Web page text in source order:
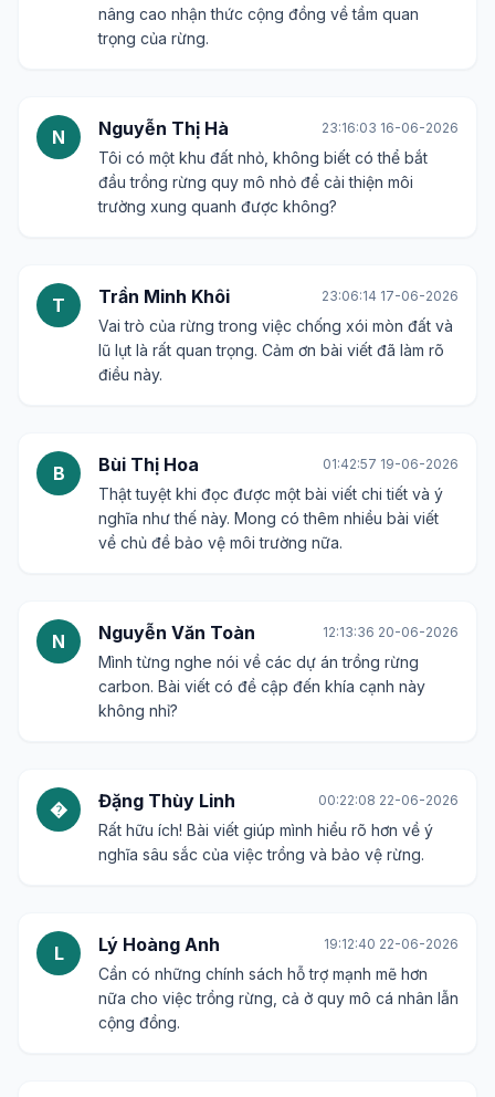
nâng cao nhận thức cộng đồng về tầm quan
trọng của rừng.
N Nguyễn Thị Hà 23:16:03 16-06-2026
Tôi có một khu đất nhỏ, không biết có thể bắt
đầu trồng rừng quy mô nhỏ để cải thiện môi
trường xung quanh được không?
T Trần Minh Khôi 23:06:14 17-06-2026
Vai trò của rừng trong việc chống xói mòn đất và
lũ lụt là rất quan trọng. Cảm ơn bài viết đã làm rõ
điều này.
B Bùi Thị Hoa 01:42:57 19-06-2026
Thật tuyệt khi đọc được một bài viết chi tiết và ý
nghĩa như thế này. Mong có thêm nhiều bài viết
về chủ đề bảo vệ môi trường nữa.
N Nguyễn Văn Toàn 12:13:36 20-06-2026
Mình từng nghe nói về các dự án trồng rừng
carbon. Bài viết có đề cập đến khía cạnh này
không nhỉ?
� Đặng Thùy Linh 00:22:08 22-06-2026
Rất hữu ích! Bài viết giúp mình hiểu rõ hơn về ý
nghĩa sâu sắc của việc trồng và bảo vệ rừng.
L Lý Hoàng Anh 19:12:40 22-06-2026
Cần có những chính sách hỗ trợ mạnh mẽ hơn
nữa cho việc trồng rừng, cả ở quy mô cá nhân lẫn
cộng đồng.